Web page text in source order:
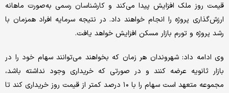
قیمت روز ملک افزایش پیدا می‌کند و کارشناسان رسمی به‌صورت ماهانه
ارزش‌گذاری پروژه را انجام خواهند داد. در نتیجه سرمایه افراد همزمان با
رشد پروژه و تورم بازار مسکن افزایش خواهد یافت.
وی ادامه داد: شهروندان هر زمان که بخواهند می‌توانند سهام خود را در
بازار ثانویه عرضه کنند و در صورتی که خریداری وجود نداشته باشد،
مجموعه متعهد است سهام را با ۱۰ درصد کمتر از قیمت روز خریداری کند تا